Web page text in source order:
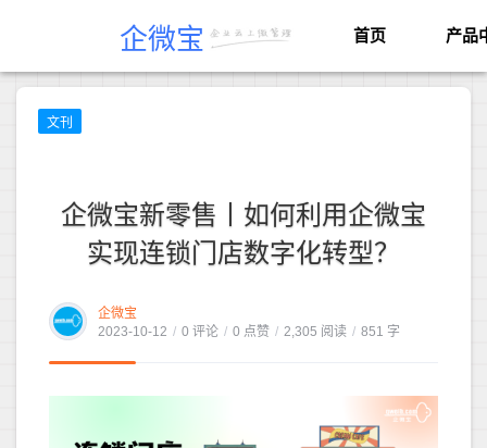
企微宝 首页 产品
文刊
企微宝新零售丨如何利用企微宝
实现连锁门店数字化转型？
企微宝
2023-10-12 / 0 评论 / 0 点赞 / 2,305 阅读 / 851 字